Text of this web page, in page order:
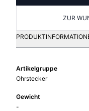
ZUR
Artikelgruppe
Ohrstecker
Gewicht
-